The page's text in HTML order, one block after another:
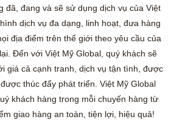
đã, đang và sẽ sử dụng dịch vụ của Việt
dịch vụ đa dạng, linh hoạt, đưa hàng
địa điểm trên thế giới theo yêu cầu của
Đến với Việt Mỹ Global, quý khách sẽ
giá cả cạnh tranh, dịch vụ tận tình, được
thúc đẩy phát triển. Việt Mỹ Global
khách hàng trong mỗi chuyến hàng từ
giao hàng an toàn, tiện lợi, hiệu quả!